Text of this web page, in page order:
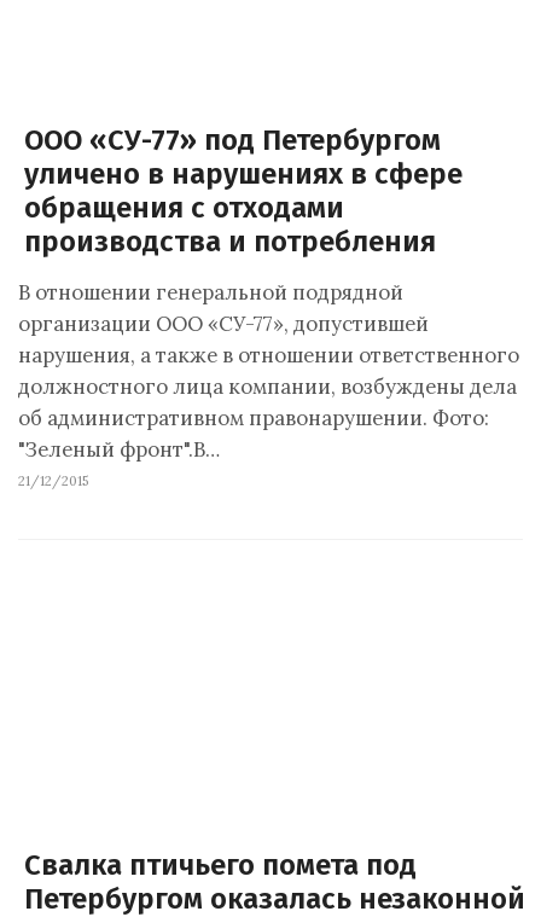
ООО «СУ-77» под Петербургом
уличено в нарушениях в сфере
обращения с отходами
производства и потребления
В отношении генеральной подрядной
организации ООО «СУ-77», допустившей
нарушения, а также в отношении ответственного
должностного лица компании, возбуждены дела
об административном правонарушении. Фото:
"Зеленый фронт".В…
21/12/2015
Свалка птичьего помета под
Петербургом оказалась незаконной